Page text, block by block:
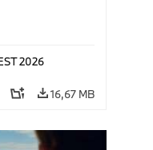
2026
16,67 MB